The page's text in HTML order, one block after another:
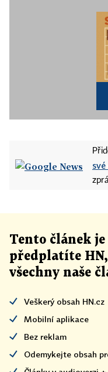
Tento článek je
předplatíte
všechny naše
Veškerý obsah HN.cz
Mobilní aplikace
Bez reklam
Odemykejte obsah